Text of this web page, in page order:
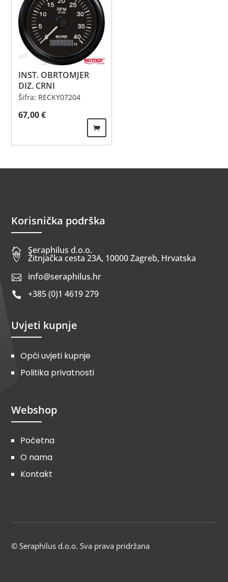
INST. OBRTOMJER
DIZ. CRNI
Šifra: RECKY07204
67,00€
Korisnička podrška
 Seraphilus d.o.o.
 Žitnjačka cesta 23A, 10000 Zagreb, Hrvatska
 info@seraphilus.hr
 +385 (0)1 4619 279
Uvjeti kupnje
Opći uvjeti kupnje
Politika privatnosti
Webshop
Početna
O nama
Kontakt
© Seraphilus d.o.o. Sva prava pridržana